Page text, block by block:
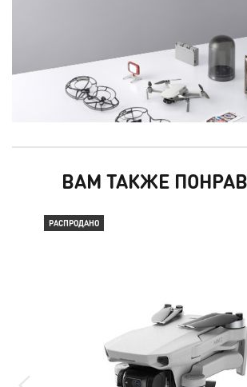
ВАМ ТАКЖЕ
РАСПРОДАНО